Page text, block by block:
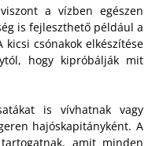
a vízben egészen
is fejleszthető például a
csónakok elkészítése
hogy kipróbálják mit
is vívhatnak vagy
hajóskapitányként. A
amit minden